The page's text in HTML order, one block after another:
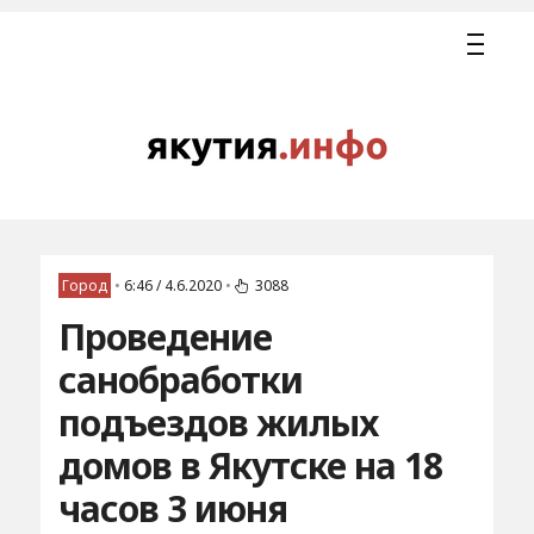
Город • 6:46 / 4.6.2020 • 3088
Проведение
санобработки
подъездов жилых
домов в Якутске на 18
часов 3 июня